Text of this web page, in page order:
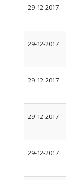
29-12-2017
29-12-2017
29-12-2017
29-12-2017
29-12-2017